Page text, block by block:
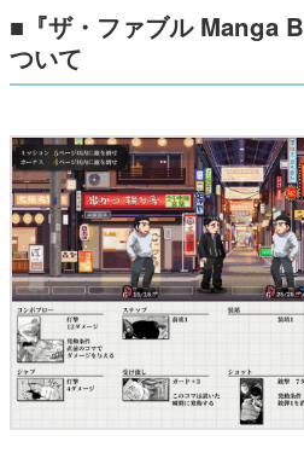
■『ザ・ファブル Manga
ついて